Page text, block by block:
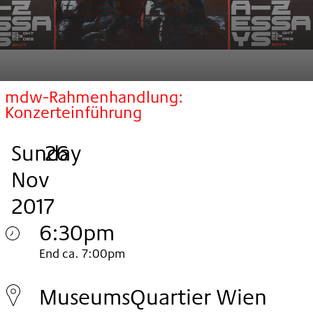
mdw-Rahmenhandlung:
Konzerteinführung
Sunday
, 26
.
Nov
2017
.
6:30pm
Sunday
26.
End ca. 7:00pm
MuseumsQuartier Wien